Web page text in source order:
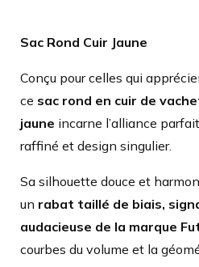
Sac Rond Cuir Jaune
Conçu pour celles qui
ce sac rond en cuir de
jaune incarne l’alliance
raffiné et design singulier.
Sa silhouette douce et
un rabat taillé de biais,
audacieuse de la marque
courbes du volume et la